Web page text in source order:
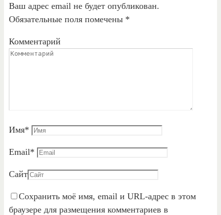
Ваш адрес email не будет опубликован.
Обязательные поля помечены *
Комментарий
Имя*
Email*
Сайт
Сохранить моё имя, email и URL-адрес в этом
браузере для размещения комментариев в